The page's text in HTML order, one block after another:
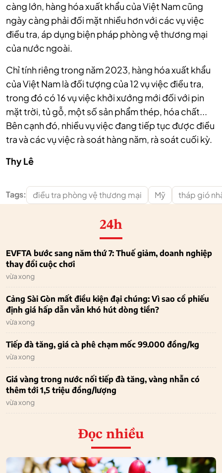
càng lớn, hàng hóa xuất khẩu của Việt Nam cũng
ngày càng phải đối mặt nhiều hơn với các vụ việc
điều tra, áp dụng biện pháp phòng vệ thương mại
của nước ngoài.
Chỉ tính riêng trong năm 2023, hàng hóa xuất khẩu
của Việt Nam là đối tượng của 12 vụ việc điều tra,
trong đó có 16 vụ việc khởi xướng mới đối với pin
mặt trời, tủ gỗ, một số sản phẩm thép, hóa chất...
Bên cạnh đó, nhiều vụ việc đang tiếp tục được điều
tra và các vụ việc rà soát hàng năm, rà soát cuối kỳ.
Thy Lê
Tags: điều tra phòng vệ thương mại Mỹ tháp gió
24h
EVFTA bước sang năm thứ 7: Thuế giảm, doanh nghiệp
thay đổi cuộc chơi
vừa xong
Cảng Sài Gòn mất điều kiện đại chúng: Vì sao cổ phiếu
định giá hấp dẫn vẫn khó hút dòng tiền?
vừa xong
Tiếp đà tăng, giá cà phê chạm mốc 99.000 đồng/kg
vừa xong
Giá vàng trong nước nối tiếp đà tăng, vàng nhẫn có
thêm tới 1,5 triệu đồng/lượng
vừa xong
Đọc nhiều